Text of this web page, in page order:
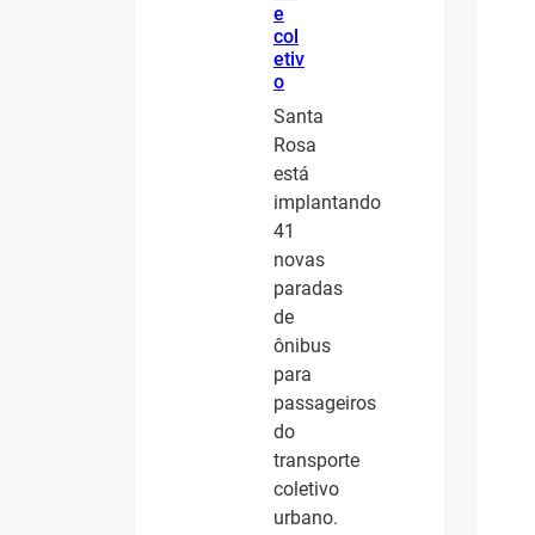
e
col
etiv
o
Santa
Rosa
está
implantando
41
novas
paradas
de
ônibus
para
passageiros
do
transporte
coletivo
urbano.